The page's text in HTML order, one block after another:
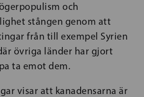
och
stången genom att
från till exempel Syrien
övriga länder har gjort
ta emot dem.
visar att kanadensarna är